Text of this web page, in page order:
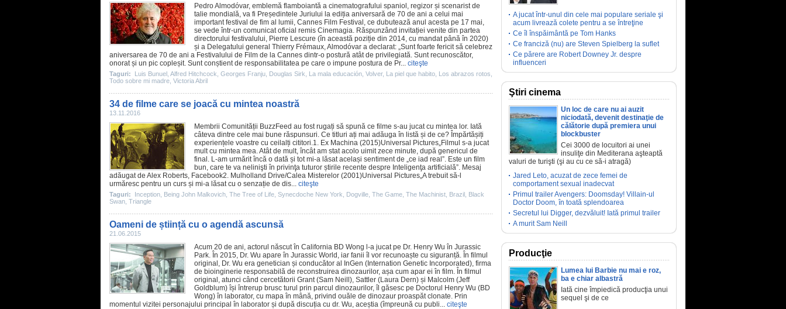
Pedro Almodóvar, emblemă flamboiantă a cinematografului spaniol, regizor și scenarist de
talie mondială, va fi Președintele Juriului la ediția aniversară de 70 de ani a celui mai
important festival de fim al lumii, Cannes Film Festival, ce dubutează anul acesta pe 17 mai,
se vede într-un comunicat oficial remis Cinemagia. Răspunzând invitației venite din partea
directorului festivalului, Pierre Lescure (în această poziție din 2014, cu mandat până în 2020)
și a Delegatului general Thierry Frémaux, Almodóvar a declarat: „Sunt foarte fericit să celebrez
aniversarea de 70 de ani a Festivalului de Film de la Cannes dintr-o postură atât de privilegiată. Sunt recunoscător,
onorat și un pic copleșit. Sunt conștient de responsabilitatea pe care o impune postura de Pr... citeşte
Taguri: Luis Bunuel Alfred Hitchcock Georges Franju Douglas Sirk La mala educación Volver, La piel que habito Los abrazos rotos
Todo sobre mi madre Victoria Abril
34 de filme care se joacă cu mintea noastră
13.11.2016
Membrii Comunității BuzzFeed au fost rugați să spună ce filme s-au jucat cu mintea lor. Iată
câteva dintre cele mai bune răspunsuri. Ce titluri ați mai adăuga în listă și de ce? Împărtășiți
experiențele voastre cu ceilalți cititori.1. Ex Machina (2015)Universal Pictures„Filmul s-a jucat
mult cu mintea mea. Atât de mult, încât am stat acolo uimit zece minute, după genericul de
final. L-am urmărit încă o dată și tot mi-a lăsat același sentiment de „ce iad real”. Este un film
bun, care te va nelinişti în privinţa tuturor știrile recente despre Inteligenţa artificială”. Mesaj
adăugat de Alex Roberts, Facebook2. Mulholland Drive/Calea Misterelor (2001)Universal Pictures„A trebuit să-l
urmăresc pentru un curs și mi-a lăsat cu o senzație de dis... citeşte
Taguri: Inception Being John Malkovich The Tree of Life Synecdoche New York Dogville The Game The Machinist Brazil Black
Swan Triangle
Oameni de știință cu o agendă ascunsă
21.06.2015
Acum 20 de ani, actorul născut în California BD Wong l-a jucat pe Dr. Henry Wu în Jurassic
Park. În 2015, Dr. Wu apare în Jurassic World , iar fanii îl vor recunoaște cu siguranță. În filmul
original, Dr. Wu era genetician și conducător al InGen (Internation Genetic Incorporated), firma
de bioinginerie responsabilă de reconstruirea dinozaurilor, așa cum apar ei în film. În filmul
original, atunci când cercetătorii Grant (Sam Neill), Sattler (Laura Dern) și Malcolm (Jeff
Goldblum) își întrerup brusc turul prin parcul dinozaurilor, îl găsesc pe Doctorul Henry Wu (BD
Wong) în laborator, cu mapa în mână, privind ouăle de dinozaur proaspăt clonate. Prin
momentul vizitei personajului principal în laborator și după discuția cu dr. Wu, aceștia (împreună cu publi... citeşte
A jucat într-unul din cele mai populare seriale şi
acum livrează colete pentru a se întreţine
Ce îl înspăimântă pe Tom Hanks
Ce franciză (nu) are Steven Spielberg la suflet
Ce părere are Robert Downey Jr. despre
influenceri
Ştiri cinema
Un loc de care nu ai auzit
niciodată, devenit destinaţie de
călătorie după premiera unui
blockbuster
Cei 3000 de locuitori ai unei
insuliţe din Mediterana aşteaptă
valuri de turişti (şi au cu ce să-i atragă)
Jared Leto, acuzat de zece femei de
comportament sexual inadecvat
Primul trailer Avengers: Doomsday! Villain-ul
Doctor Doom, în toată splendoarea
Secretul lui Digger, dezvăluit! Iată primul trailer
A murit Sam Neill
Producţie
Lumea lui Barbie nu mai e roz,
ba e chiar albastră
Iată cine împiedică producţia unui
sequel şi de ce